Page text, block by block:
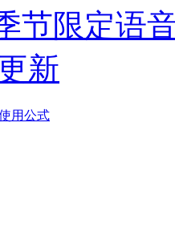
节限定语
新
用公式